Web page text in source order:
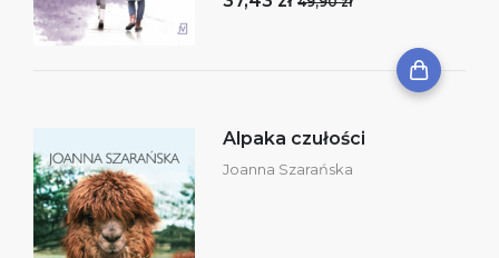
Alpaka czułości
Joanna Szarańska